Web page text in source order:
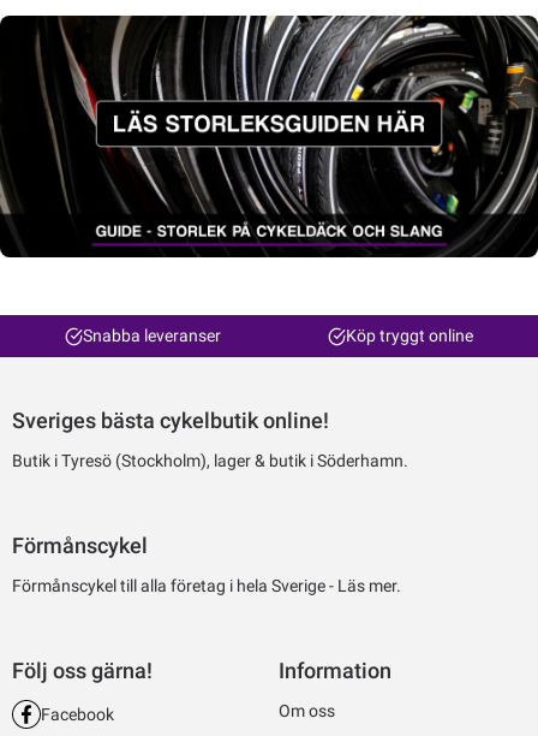
Snabba leveranser Köp tryggt online
Sveriges bästa cykelbutik online!
Butik i Tyresö (Stockholm), lager & butik i Söderhamn.
Förmånscykel
Förmånscykel till alla företag i hela Sverige - Läs mer.
Följ oss gärna!
Facebook
Information
Om oss